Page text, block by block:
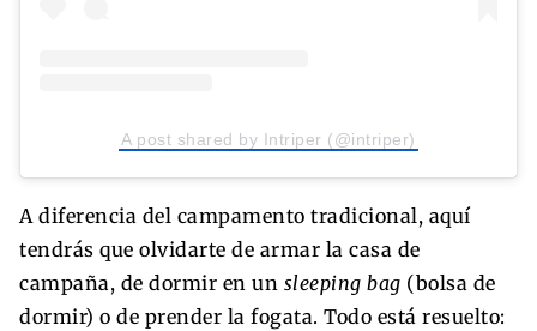
A post shared by Intriper (@intriper)
A diferencia del campamento tradicional, aquí
tendrás que olvidarte de armar la casa de
campaña, de dormir en un sleeping bag (bolsa de
dormir) o de prender la fogata. Todo está resuelto: